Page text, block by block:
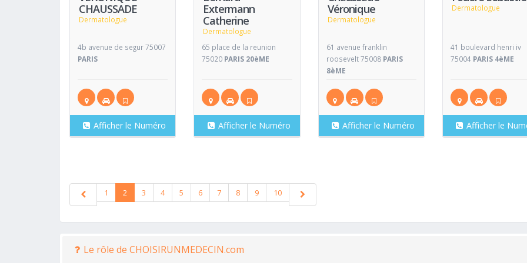
CHAUSSADE
Dermatologue
4b avenue de segur 75007
PARIS
Afficher le Numéro
Extermann
Catherine
Dermatologue
65 place de la reunion
75020 PARIS 20èME
Afficher le Numéro
Véronique
Dermatologue
61 avenue franklin
roosevelt 75008 PARIS
8èME
Afficher le Numéro
Dermatologue
41 boulevard henri iv
75004 PARIS 4èME
Afficher le
1 2 3 4 5 6 7 8 9 10
Le rôle de CHOISIRUNMEDECIN.com